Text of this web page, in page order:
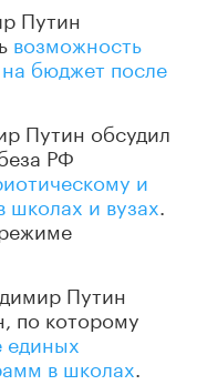
Путин
возможность
бюджет после
Путин обсудил
РФ
и
школах и вузах
Путин
по которому
единых
в школах